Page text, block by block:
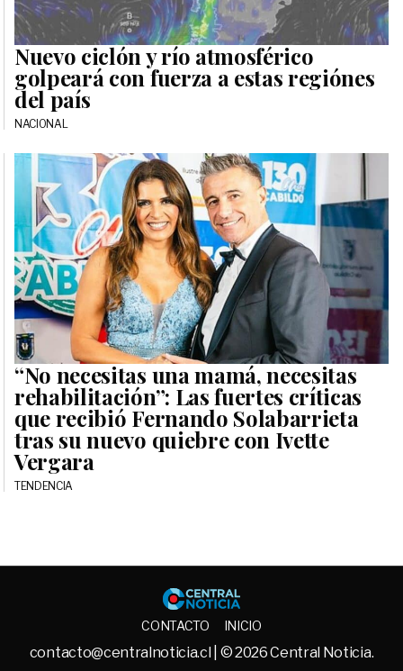
Nuevo ciclón y río atmosférico
golpeará con fuerza a estas regiónes
del país
NACIONAL
“No necesitas una mamá, necesitas
rehabilitación”: Las fuertes críticas
que recibió Fernando Solabarrieta
tras su nuevo quiebre con Ivette
Vergara
TENDENCIA
Central
CONTACTO INICIO
contacto@centralnoticia.cl | © 2026 Central Noticia.